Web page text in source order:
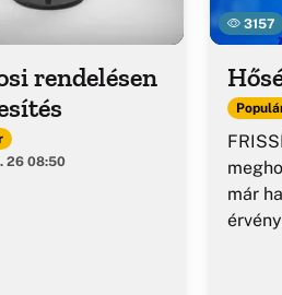
rendelésen
26 08:50
3157
már